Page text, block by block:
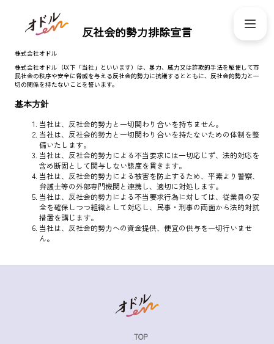
反社会的勢力排除宣言
株式会社オドル
株式会社オドル（以下「当社」といいます）は、暴力、威力又は詐欺的手法を駆使して市
民社会の秩序や安全に脅威を与える反社会的勢力に抗議するとともに、反社会的勢力と一
切の関係を持たないことを誓います。
基本方針
当社は、反社会的勢力と一切関わり合いを持ちません。
当社は、反社会的勢力と一切関わり合いを持たないための体制を整
備いたします。
当社は、反社会的勢力による不当要求には一切応じず、法的対応を
含め断固として関与しない態度を貫きます。
当社は、反社会的勢力による被害を防止するため、平素より警察、
弁護士等の外部専門機関と連携し、適切に対処します。
当社は、反社会的勢力による不当要求行為に対しては、従業員の安
全を確保しつつ組織として対応し、民事・刑事の両面から法的対抗
措置を講じます。
当社は、反社会的勢力への資金提供、便宜の供与を一切行いませ
ん。
TOP